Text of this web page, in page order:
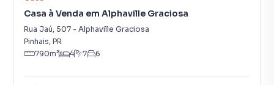
Casa à Venda em Alphaville Graciosa
Rua Jaú, 507 - Alphaville Graciosa
Pinhais, PR
790m² 4 7 6